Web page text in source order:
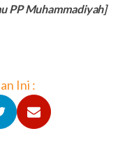
PP Muhammadiyah]
Ini :